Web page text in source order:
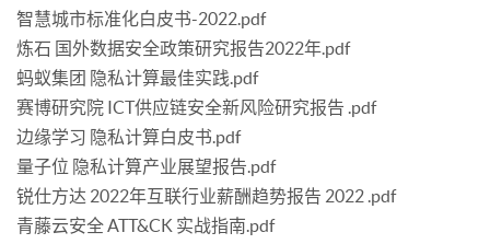
智慧城市标准化白皮书-2022.pdf
炼石 国外数据安全政策研究报告2022年.pdf
蚂蚁集团 隐私计算最佳实践.pdf
赛博研究院 ICT供应链安全新风险研究报告 .pdf
边缘学习 隐私计算白皮书.pdf
量子位 隐私计算产业展望报告.pdf
锐仕方达 2022年互联行业薪酬趋势报告 2022 .pdf
青藤云安全 ATT&CK 实战指南.pdf